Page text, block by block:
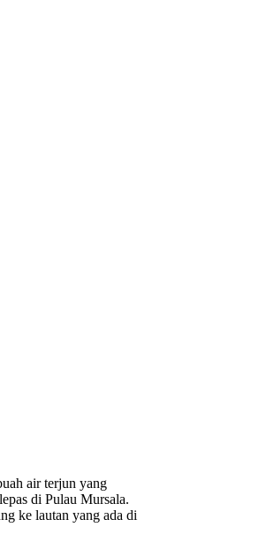
air terjun yang
di Pulau Mursala.
ke lautan yang ada di